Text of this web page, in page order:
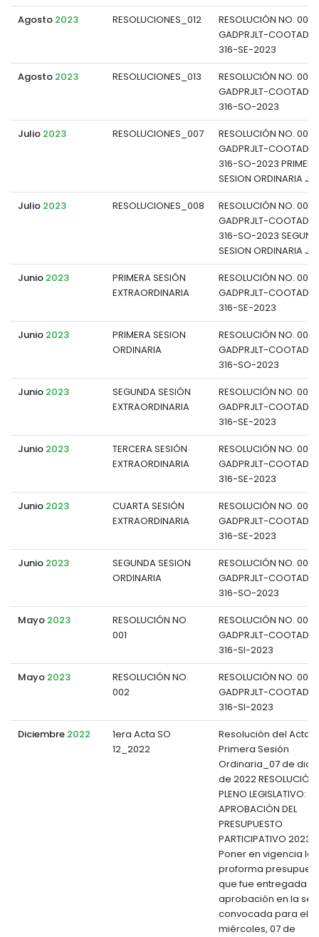
Agosto 2023 RESOLUCIONES_012
RESOLUCIÓN NO.
GADPRJLT-COOTAD-
316-SE-2023
Agosto 2023 RESOLUCIONES_013
RESOLUCIÓN NO.
GADPRJLT-COOTAD-
316-SO-2023
Julio 2023 RESOLUCIONES_007
RESOLUCIÓN NO. 007-
GADPRJLT-COOTAD-
316-SO-2023 PRIMERA
SESION ORDINARIA
Julio 2023 RESOLUCIONES_008
RESOLUCIÓN NO. 008-
GADPRJLT-COOTAD-
316-SO-2023
SESION ORDINARIA
Junio 2023
PRIMERA SESIÓN
EXTRAORDINARIA
RESOLUCIÓN NO. 003-
GADPRJLT-COOTAD-
316-SE-2023
Junio 2023
PRIMERA SESION
ORDINARIA
RESOLUCIÓN NO. 004-
GADPRJLT-COOTAD-
316-SO-2023
Junio 2023
SEGUNDA SESIÓN
EXTRAORDINARIA
RESOLUCIÓN NO.
GADPRJLT-COOTAD-
316-SE-2023
Junio 2023
TERCERA SESIÓN
EXTRAORDINARIA
RESOLUCIÓN NO. 005-
GADPRJLT-COOTAD-
316-SE-2023
Junio 2023
CUARTA SESIÓN
EXTRAORDINARIA
RESOLUCIÓN NO.
GADPRJLT-COOTAD-
316-SE-2023
Junio 2023
SEGUNDA SESION
ORDINARIA
RESOLUCIÓN NO. 006-
GADPRJLT-COOTAD-
316-SO-2023
Mayo 2023
RESOLUCIÓN NO.
001
RESOLUCIÓN NO. 001-
GADPRJLT-COOTAD-
316-SI-2023
Mayo 2023
RESOLUCIÓN NO.
002
RESOLUCIÓN NO. 002-
GADPRJLT-COOTAD-
316-SI-2023
Diciembre 2022
1era Acta SO
12_2022
Resoluciòn del Acta
Primera Sesión
Ordinaria_07 de
de 2022 RESOLUCIÒN
PLENO LEGISLATIVO:
APROBACIÒN DEL
PRESUPUESTO
PARTICIPATIVO 2023
Poner en vigencia la
proforma
que fue entregada
aprobación en la
convocada para el
miércoles, 07 de